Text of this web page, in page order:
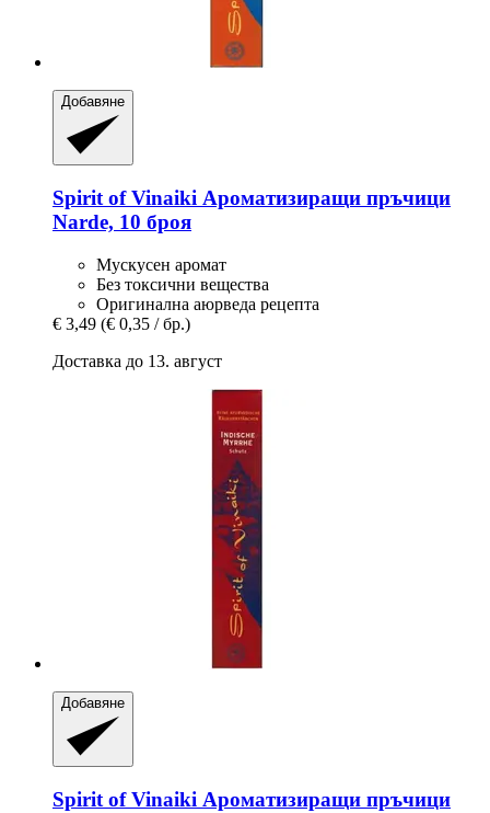
Добавяне
Spirit of Vinaiki Ароматизиращи пръчици
Narde, 10 броя
Мускусен аромат
Без токсични вещества
Оригинална аюрведа рецепта
€ 3,49 (€ 0,35 / бр.)
Доставка до 13. август
Добавяне
Spirit of Vinaiki Ароматизиращи пръчици